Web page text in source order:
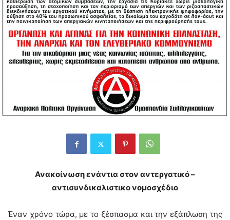
Ανακοίνωση ενάντια στον αντεργατικό –
αντισυνδικαλιστικο νομοσχέδιο
Έναν χρόνο τώρα, με το ξέσπασμα και την εξάπλωση της